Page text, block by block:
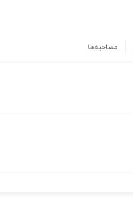
مصاحبه‌ها